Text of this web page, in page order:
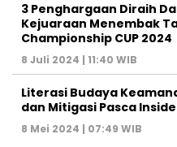
3 Penghargaan Diraih
Kejuaraan Menembak
Championship CUP 2024
8 Juli 2024 | 11:40 WIB
Literasi Budaya
dan Mitigasi Pasca
8 Mei 2024 | 07:49 WIB